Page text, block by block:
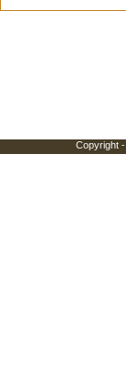
Copyright -